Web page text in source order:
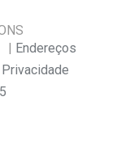
Endereços